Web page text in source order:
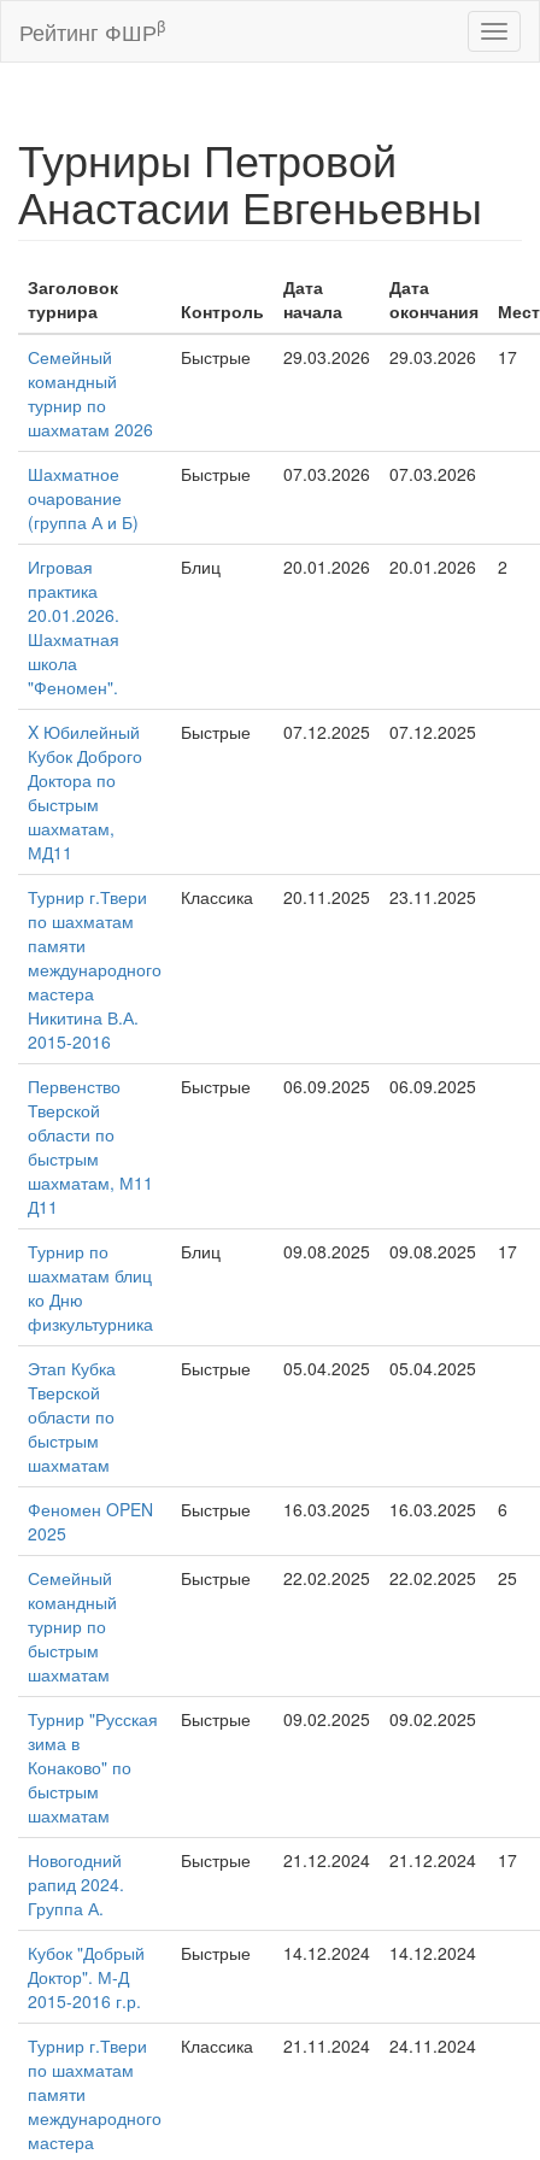
Рейтинг ФШРβ
Турниры Петровой
Анастасии Евгеньевны
Заголовок
турнира
Контроль
Дата
начала
Дата
окончания
Семейный
командный
турнир по
шахматам 2026
Быстрые 29.03.2026 29.03.2026 17
Шахматное
очарование
(группа А и Б)
Быстрые 07.03.2026 07.03.2026
Игровая
практика
20.01.2026.
Шахматная
школа
"Феномен".
Блиц 20.01.2026 20.01.2026 2
X Юбилейный
Кубок Доброго
Доктора по
быстрым
шахматам,
МД11
Быстрые 07.12.2025 07.12.2025
Турнир г.Твери
по шахматам
памяти
международного
мастера
Никитина В.А.
2015-2016
Классика 20.11.2025 23.11.2025
Первенство
Тверской
области по
быстрым
шахматам, М11
Д11
Быстрые 06.09.2025 06.09.2025
Турнир по
шахматам блиц
ко Дню
физкультурника
Блиц 09.08.2025 09.08.2025 17
Этап Кубка
Тверской
области по
быстрым
шахматам
Быстрые 05.04.2025 05.04.2025
Феномен OPEN
2025
Быстрые 16.03.2025 16.03.2025 6
Семейный
командный
турнир по
быстрым
шахматам
Быстрые 22.02.2025 22.02.2025 25
Турнир "Русская
зима в
Конаково" по
быстрым
шахматам
Быстрые 09.02.2025 09.02.2025
Новогодний
рапид 2024.
Группа А.
Быстрые 21.12.2024 21.12.2024 17
Кубок "Добрый
Доктор". М-Д
2015-2016 г.р.
Быстрые 14.12.2024 14.12.2024
Турнир г.Твери
по шахматам
памяти
международного
мастера
Классика 21.11.2024 24.11.2024